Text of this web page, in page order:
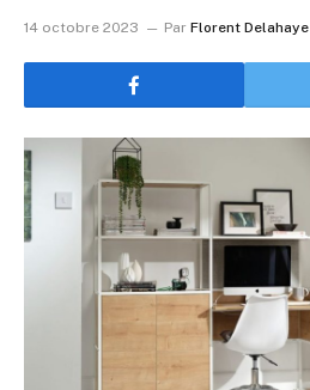
14 octobre 2023 Par Florent Delahaye